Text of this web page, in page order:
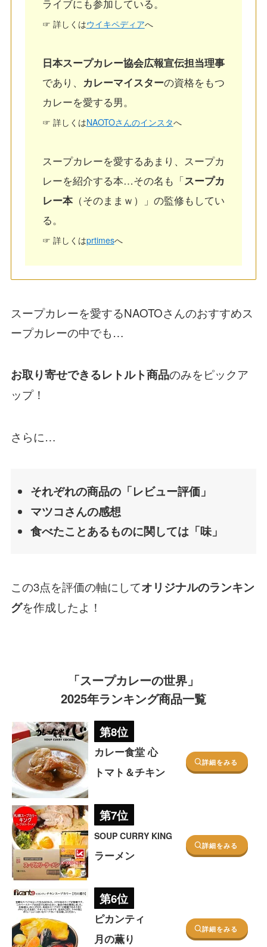
ライブにも参加している。
☞ 詳しくはウイキペディアへ
日本スープカレー協会広報宣伝担当理事
であり、 カレーマイスターの資格をもつ
カレーを愛する男。
☞ 詳しくはNAOTOさんのインスタへ
スープカレーを愛するあまり、スープカ
レーを紹介する本…その名も「スープカ
レー本（そのままｗ）」の監修もしてい
る。
☞ 詳しくはprtimesへ
スープカレーを愛するNAOTOさんのおすすめス
ープカレーの中でも…
お取り寄せできるレトルト商品のみをピックア
ップ！
さらに…
それぞれの商品の「レビュー評価」
マツコさんの感想
食べたことあるものに関しては「味」
この3点を評価の軸にしてオリジナルのランキン
グを作成したよ！
「スープカレーの世界」
2025年ランキング商品一覧
第8位
カレー食堂 心
トマト＆チキン
詳細をみる
第7位
SOUP CURRY KING
ラーメン
詳細をみる
第6位
ピカンティ
月の薫り
詳細をみる